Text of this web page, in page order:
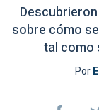
sobre cómo
tal como
Por